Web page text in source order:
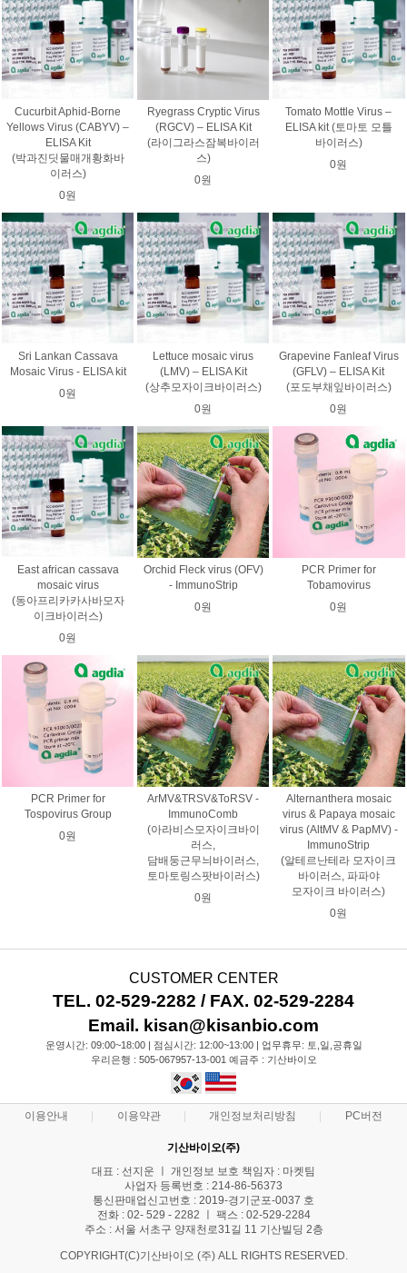
Cucurbit Aphid-Borne
Yellows Virus (CABYV) –
ELISA Kit
(박과진딧물매개황화바
이러스)
0원
Ryegrass Cryptic Virus
(RGCV) – ELISA Kit
(라이그라스잠복바이러
스)
0원
Tomato Mottle Virus –
ELISA kit (토마토 모틀
바이러스)
0원
Sri Lankan Cassava
Mosaic Virus - ELISA kit
0원
Lettuce mosaic virus
(LMV) – ELISA Kit
(상추모자이크바이러스)
0원
Grapevine Fanleaf Virus
(GFLV) – ELISA Kit
(포도부채잎바이러스)
0원
East african cassava
mosaic virus
(동아프리카카사바모자
이크바이러스)
0원
Orchid Fleck virus (OFV)
- ImmunoStrip
0원
PCR Primer for
Tobamovirus
0원
PCR Primer for
Tospovirus Group
0원
ArMV&TRSV&ToRSV -
ImmunoComb
(아라비스모자이크바이
러스,
담배둥근무늬바이러스,
토마토링스팟바이러스)
0원
Alternanthera mosaic
virus & Papaya mosaic
virus (AltMV & PapMV) -
ImmunoStrip
(알테르난테라 모자이크
바이러스, 파파야
모자이크 바이러스)
0원
CUSTOMER CENTER
TEL. 02-529-2282 / FAX. 02-529-2284
Email. kisan@kisanbio.com
운영시간: 09:00~18:00 | 점심시간: 12:00~13:00 | 업무휴무: 토,일,공휴일
우리은행 : 505-067957-13-001 예금주 : 기산바이오
이용안내 이용약관 개인정보처리방침 PC버전
기산바이오(주)
대표 : 선지운 ㅣ 개인정보 보호 책임자 : 마켓팀
사업자 등록번호 : 214-86-56373
통신판매업신고번호 : 2019-경기군포-0037 호
전화 : 02- 529 - 2282 ㅣ 팩스 : 02-529-2284
주소 : 서울 서초구 양재천로31길 11 기산빌딩 2층
COPYRIGHT(C)기산바이오 (주) ALL RIGHTS RESERVED.